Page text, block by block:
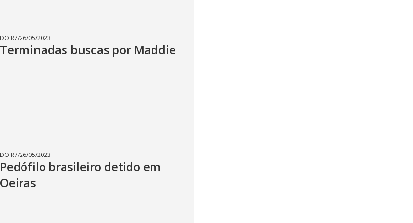
DO R7/26/05/2023
Terminadas buscas por Maddie
DO R7/26/05/2023
Pedófilo brasileiro detido em
Oeiras